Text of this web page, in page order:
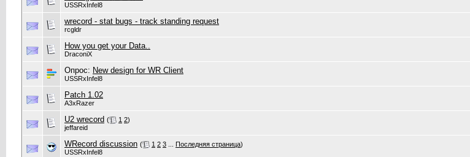
USSRxInfel8
wrecord - stat bugs - track standing request
rcgldr
How you get your Data..
DraconiX
Опрос: New design for WR Client
USSRxInfel8
Patch 1.02
A3xRazer
U2 wrecord ( 1 2)
jeffareid
WRecord discussion ( 1 2 3 Последняя страница)
USSRxInfel8